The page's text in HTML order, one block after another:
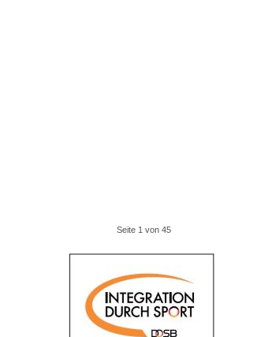
Seite 1 von 45